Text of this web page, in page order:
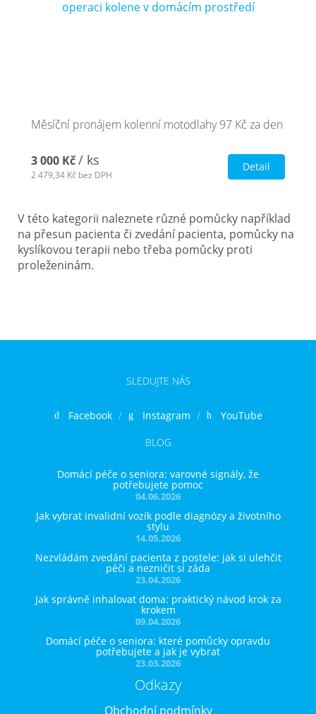
Měsíční pronájem kolenní motodlahy 97 Kč za den
3 000 Kč/ ks
2 479,34 Kč bez DPH
Detail
V této kategorii naleznete různé pomůcky například
na přesun pacienta či zvedání pacienta, pomůcky na
kyslíkovou terapii nebo třeba pomůcky proti
proleženinám.
SLEDUJTE NÁS
Facebook Instagram
YouTube
BLOG
04.06.2026
Domácí péče o seniora: varovné signály, že
potřebujete pomoc
14.05.2026
Jak vybrat invalidní vozík podle diagnózy a životního
stylu
23.04.2026
Nezvládám zvedání pacienta z postele: jak si ulehčit
péči a nezničit si záda
09.04.2026
Jak správně inhalovat doma: praktický návod krok za
krokem
23.03.2026
Domácí péče o seniora: které pomůcky opravdu
potřebujete a jak je vybrat
Odkazy
Obchodní podmínky